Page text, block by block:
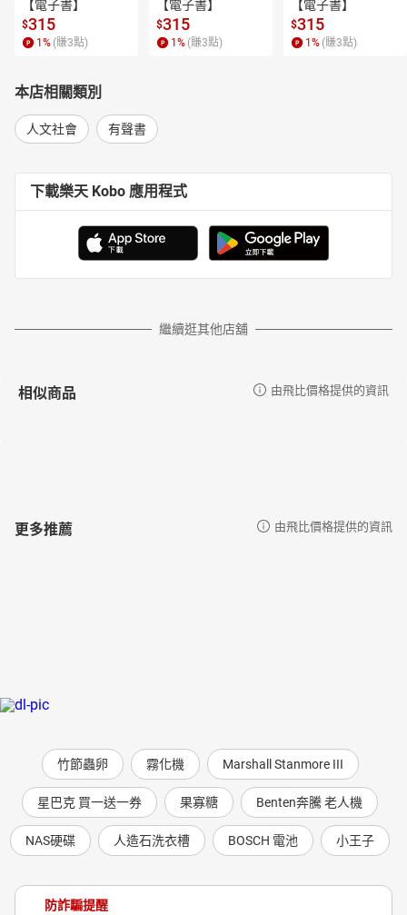
【電子書】
$315
1 % (賺3點)
【電子書】
$315
1 % (賺3點)
【電子書】
$315
1 % (賺3點)
本店相關類別
人文社會 有聲書
下載樂天 Kobo 應用程式
繼續逛其他店舖
相似商品 由飛比價格提供的資訊
更多推薦 由飛比價格提供的資訊
竹節蟲卵 霧化機 Marshall Stanmore III
星巴克 買一送一券 果寡糖 Benten奔騰 老人機
NAS硬碟 人造石洗衣槽 BOSCH 電池 小王子
防詐騙提醒